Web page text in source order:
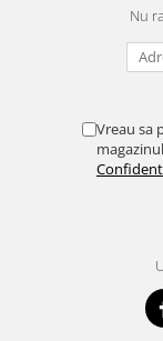
Nu
Vreau sa